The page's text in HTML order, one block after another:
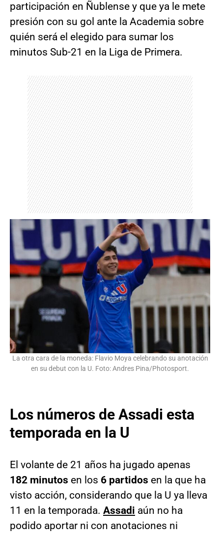
participación en Ñublense y que ya le mete
presión con su gol ante la Academia sobre
quién será el elegido para sumar los
minutos Sub-21 en la Liga de Primera.
La otra cara de la moneda: Flavio Moya celebrando su anotación
en su debut con la U. Foto: Andres Pina/Photosport.
Los números de Assadi esta
temporada en la U
El volante de 21 años ha jugado apenas
182 minutos en los 6 partidos en la que ha
visto acción, considerando que la U ya lleva
11 en la temporada. Assadi aún no ha
podido aportar ni con anotaciones ni